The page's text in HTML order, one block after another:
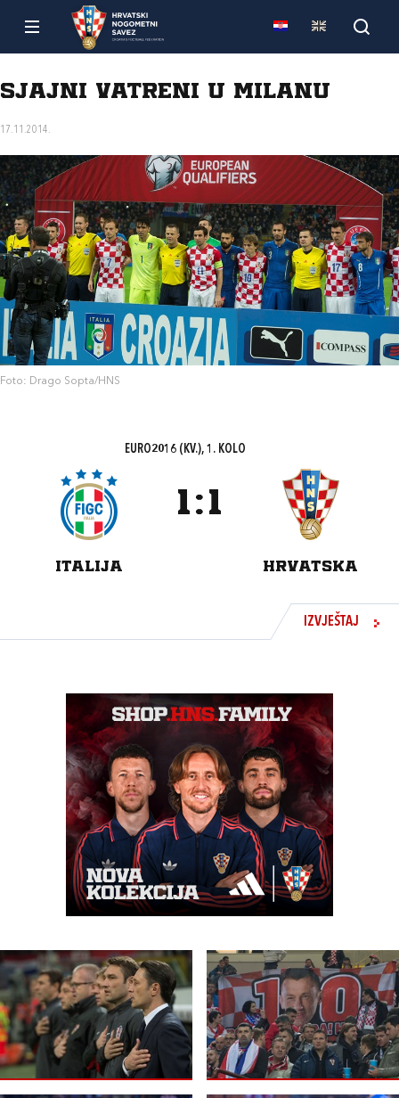
Sjajni Vatreni u Milanu
17.11.2014.
Foto: Drago Sopta/HNS
EURO2016 (KV.), 1. KOLO
ITALIJA
1:1
HRVATSKA
IZVJEŠTAJ